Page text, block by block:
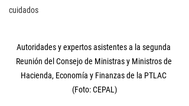
cuidados
Autoridades y expertos asistentes a la segunda
Reunión del Consejo de Ministras y Ministros de
Hacienda, Economía y Finanzas de la PTLAC
(Foto: CEPAL)